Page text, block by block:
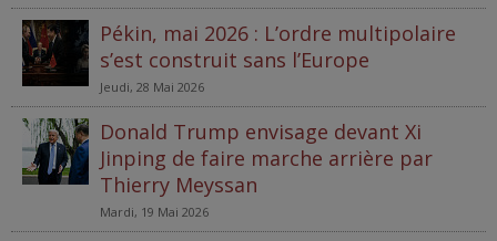
Pékin, mai 2026 : L’ordre multipolaire
s’est construit sans l’Europe
Jeudi, 28 Mai 2026
Donald Trump envisage devant Xi
Jinping de faire marche arrière par
Thierry Meyssan
Mardi, 19 Mai 2026